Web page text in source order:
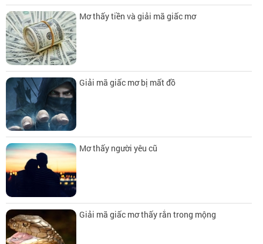
Mơ thấy tiền và giải mã giấc mơ
Giải mã giấc mơ bị mất đồ
Mơ thấy người yêu cũ
Giải mã giấc mơ thấy rắn trong mộng